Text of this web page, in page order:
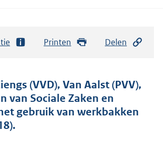
Printen Delen
(VVD), Van Aalst (PVV),
van Sociale Zaken en
gebruik van werkbakken